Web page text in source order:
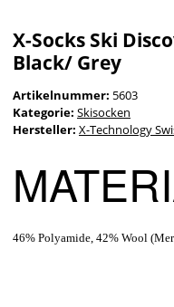
X-Socks Ski
Black/ Grey
Artikelnummer: 5603
Kategorie: Skisocken
Hersteller: X-Technology
46% Polyamide, 42% Wool